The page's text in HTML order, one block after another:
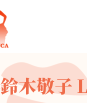
鈴木敬子